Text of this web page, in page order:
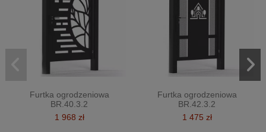
Furtka ogrodzeniowa
BR.40.3.2
1 968 zł
Furtka ogrodzeniowa
BR.42.3.2
1 475 zł